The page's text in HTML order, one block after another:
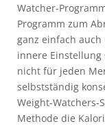
Watcher-
Programm zum
ganz einfach
innere
nicht für jeden
selbstständig
Weight-Watchers-
Methode die